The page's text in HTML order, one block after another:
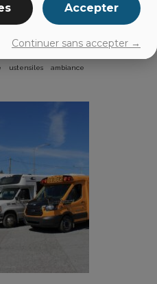
BROMONT
ustensiles ambiance
Accepter
Continuer sans accepter →